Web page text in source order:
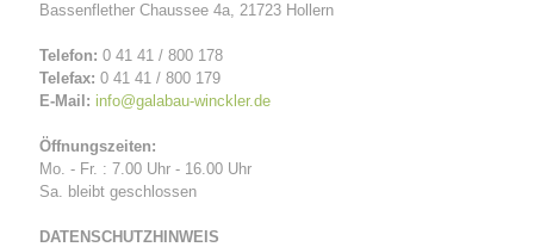
Bassenflether Chaussee 4a, 21723 Hollern
Telefon: 0 41 41 / 800 178
Telefax: 0 41 41 / 800 179
E-Mail: info@galabau-winckler.de
Öffnungszeiten:
Mo. - Fr. : 7.00 Uhr - 16.00 Uhr
Sa. bleibt geschlossen
DATENSCHUTZHINWEIS